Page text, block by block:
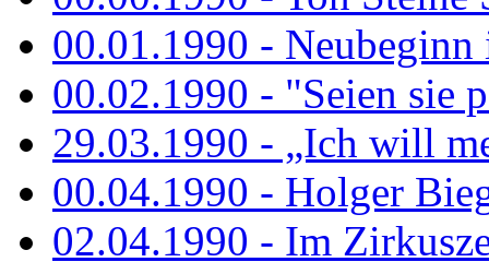
00.01.1990 -
00.02.1990 - "Seien sie
29.03.1990 - „Ich will
00.04.1990 - Holger
02.04.1990 - Im